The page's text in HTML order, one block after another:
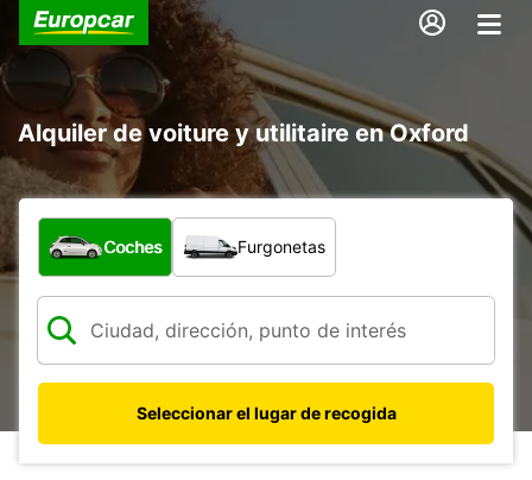
Alquiler de voiture y utilitaire en Oxford
¿Qué tipo de vehículo?
Coches Furgonetas
Seleccionar el lugar de recogida